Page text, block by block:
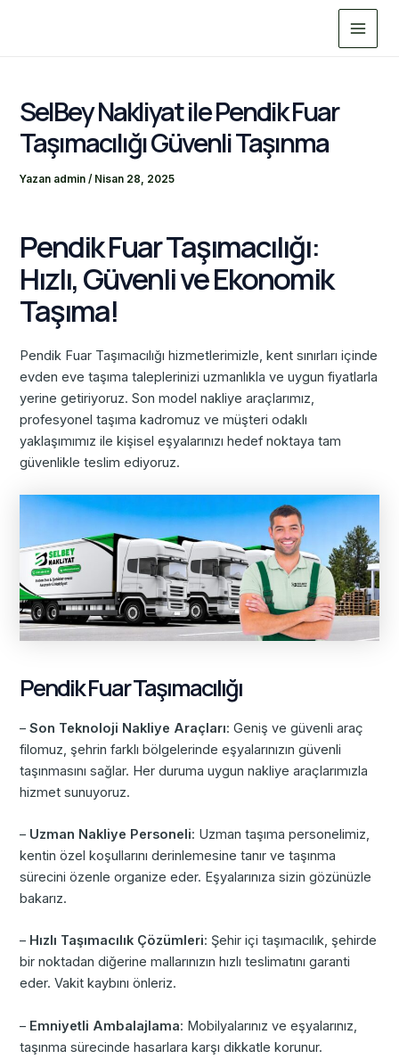
Main
Menu
SelBey Nakliyat ile Pendik Fuar
Taşımacılığı Güvenli Taşınma
Yazan admin/ Nisan 28, 2025
Pendik Fuar Taşımacılığı:
Hızlı, Güvenli ve Ekonomik
Taşıma!
Pendik Fuar Taşımacılığı hizmetlerimizle, kent sınırları içinde
evden eve taşıma taleplerinizi uzmanlıkla ve uygun fiyatlarla
yerine getiriyoruz. Son model nakliye araçlarımız,
profesyonel taşıma kadromuz ve müşteri odaklı
yaklaşımımız ile kişisel eşyalarınızı hedef noktaya tam
güvenlikle teslim ediyoruz.
Pendik Fuar Taşımacılığı
–Son Teknoloji Nakliye Araçları: Geniş ve güvenli araç
filomuz, şehrin farklı bölgelerinde eşyalarınızın güvenli
taşınmasını sağlar. Her duruma uygun nakliye araçlarımızla
hizmet sunuyoruz.
– Uzman Nakliye Personeli: Uzman taşıma personelimiz,
kentin özel koşullarını derinlemesine tanır ve taşınma
sürecini özenle organize eder. Eşyalarınıza sizin gözünüzle
bakarız.
– Hızlı Taşımacılık Çözümleri: Şehir içi taşımacılık, şehirde
bir noktadan diğerine mallarınızın hızlı teslimatını garanti
eder. Vakit kaybını önleriz.
– Emniyetli Ambalajlama: Mobilyalarınız ve eşyalarınız,
taşınma sürecinde hasarlara karşı dikkatle korunur.